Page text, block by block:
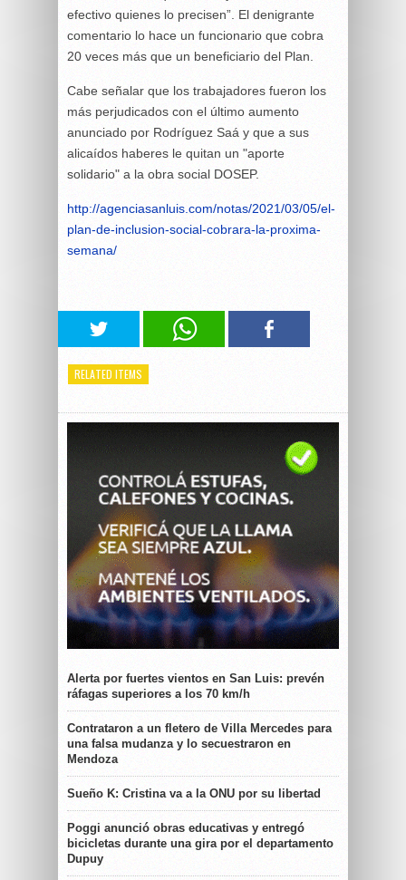
efectivo quienes lo precisen”. El denigrante
comentario lo hace un funcionario que cobra
20 veces más que un beneficiario del Plan.
Cabe señalar que los trabajadores fueron los
más perjudicados con el último aumento
anunciado por Rodríguez Saá y que a sus
alicaídos haberes le quitan un "aporte
solidario" a la obra social DOSEP.
http://agenciasanluis.com/notas/2021/03/05/el-
plan-de-inclusion-social-cobrara-la-proxima-
semana/
RELATED ITEMS
Alerta por fuertes vientos en San Luis: prevén
ráfagas superiores a los 70 km/h
Contrataron a un fletero de Villa Mercedes para
una falsa mudanza y lo secuestraron en
Mendoza
Sueño K: Cristina va a la ONU por su libertad
Poggi anunció obras educativas y entregó
bicicletas durante una gira por el departamento
Dupuy